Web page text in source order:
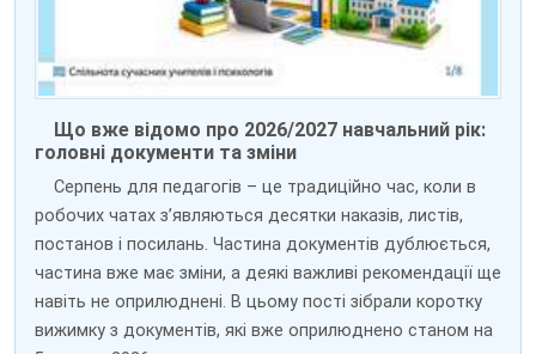
Що вже відомо про 2026/2027 навчальний рік:
головні документи та зміни
Серпень для педагогів – це традиційно час, коли в
робочих чатах з’являються десятки наказів, листів,
постанов і посилань. Частина документів дублюється,
частина вже має зміни, а деякі важливі рекомендації ще
навіть не оприлюднені. В цьому пості зібрали коротку
вижимку з документів, які вже оприлюднено станом на